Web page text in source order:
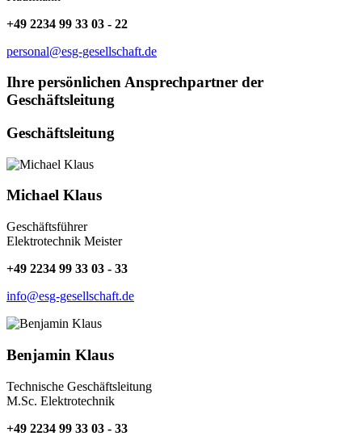
+49 2234 99 33 03 - 22
personal@esg-gesellschaft.de
Ihre persönlichen Ansprechpartner der
Geschäftsleitung
Geschäftsleitung
Michael Klaus
Geschäftsführer
Elektrotechnik Meister
+49 2234 99 33 03 - 33
info@esg-gesellschaft.de
Benjamin Klaus
Technische Geschäftsleitung
M.Sc. Elektrotechnik
+49 2234 99 33 03 - 33